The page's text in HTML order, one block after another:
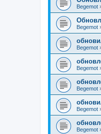
Begemot
Begemot
Begemot
Begemot
Begemot
Begemot
Begemot